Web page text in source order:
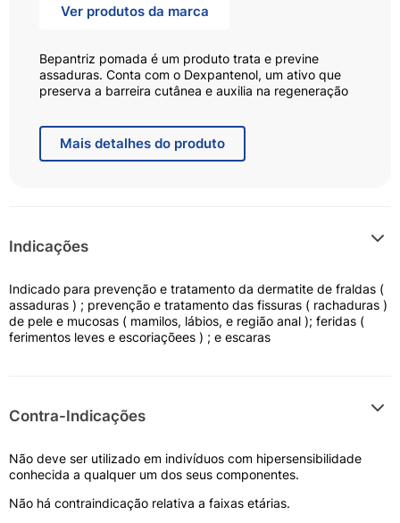
Ver produtos da marca
Bepantriz pomada é um produto trata e previne
assaduras. Conta com o Dexpantenol, um ativo que
preserva a barreira cutânea e auxilia na regeneração
manutenção da produção de colágeno. Uso
dermatológico
Modo de Uso:
A pomada deve ser aplicada diretamente sobre a pele
limpa. Na prevenção e tratamento das dermatites de
fraldas ou assaduras: a cada troca de fralda, limpe a
pele do bebê e aplique uma camada de Bepantriz
camada de Bepantriz pomada. Nas demais lesões de
pele: aplicar uma camada de Bepantriz pomada 1 a 3
Siga corretamente o modo de usar. Em caso de
do farmacêutico. Não desaparecendo os sintomas,
Mais detalhes do produto
Indicações
Indicado para prevenção e tratamento da dermatite de fraldas (
assaduras ) ; prevenção e tratamento das fissuras ( rachaduras )
de pele e mucosas ( mamilos, lábios, e região anal ); feridas (
ferimentos leves e escoriaçõees ) ; e escaras
Contra-Indicações
Não deve ser utilizado em indivíduos com hipersensibilidade
conhecida a qualquer um dos seus componentes.
Não há contraindicação relativa a faixas etárias.